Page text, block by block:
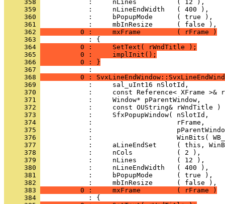
     358
     359
     360
     361
     362
          0 :     mxFrame         ( rFrame )
     363
     364
          0 :     SetText( rWndTitle );
     365
          0 :     implInit();
     366
          0 : }
     367
     368
0 :
     369
     370
     371
     372
     373
     374
     375
     376
     377
     378
     379
     380
     381
     382
     383
          0 :     mxFrame         ( rFrame )
     384